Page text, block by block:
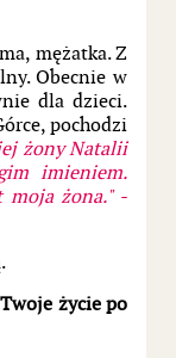
mężatka. Z
Obecnie w
dla dzieci.
pochodzi
żony Natalii
imieniem.
moja żona." -
życie po